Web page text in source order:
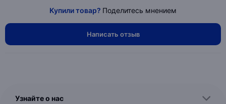
Купили товар? Поделитесь мнением
Написать отзыв
Узнайте о нас